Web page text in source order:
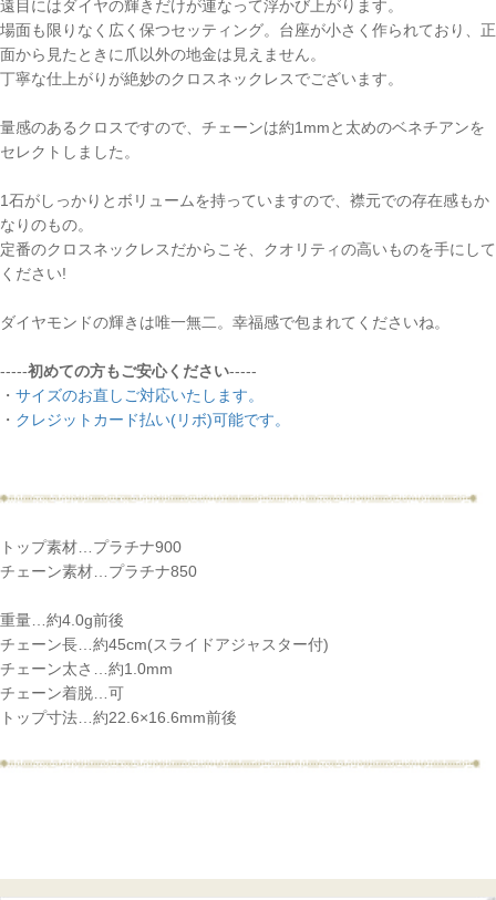
遠目にはダイヤの輝きだけが連なって浮かび上がります。
場面も限りなく広く保つセッティング。台座が小さく作られており、正
面から見たときに爪以外の地金は見えません。
丁寧な仕上がりが絶妙のクロスネックレスでございます。
量感のあるクロスですので、チェーンは約1mmと太めのベネチアンを
セレクトしました。
1石がしっかりとボリュームを持っていますので、襟元での存在感もか
なりのもの。
定番のクロスネックレスだからこそ、クオリティの高いものを手にして
ください!
ダイヤモンドの輝きは唯一無二。幸福感で包まれてくださいね。
-----初めての方もご安心ください-----
・ サイズのお直しご対応いたします。
・ クレジットカード払い(リボ)可能です。
トップ素材…プラチナ900
チェーン素材…プラチナ850
重量…約4.0g前後
チェーン長…約45cm(スライドアジャスター付)
チェーン太さ…約1.0mm
チェーン着脱…可
トップ寸法…約22.6×16.6mm前後